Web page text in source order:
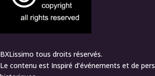
BXLissimo tous droits réservés.
Le contenu est Inspiré d’événements et de